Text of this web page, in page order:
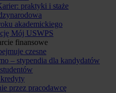
praktyki i staże
akademickiego
Mój USWPS
finansowe
czesne
– stypendia dla kandydatów
przez pracodawcę